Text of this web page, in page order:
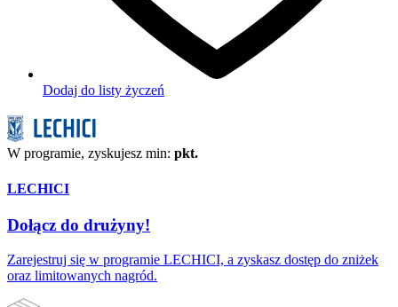
Dodaj do listy życzeń
W programie, zyskujesz min: pkt.
LECHICI
Dołącz do drużyny!
Zarejestruj się w programie LECHICI, a zyskasz dostęp do zniżek
oraz limitowanych nagród.